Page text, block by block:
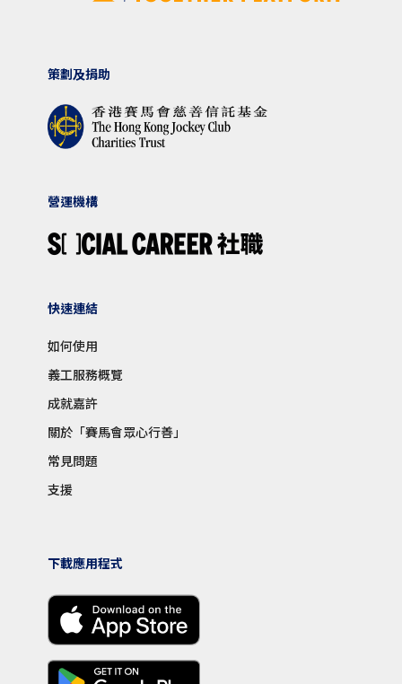
策劃及捐助
營運機構
快速連結
如何使用
義工服務概覽
成就嘉許
關於「賽馬會眾心行善」
常見問題
支援
下載應用程式